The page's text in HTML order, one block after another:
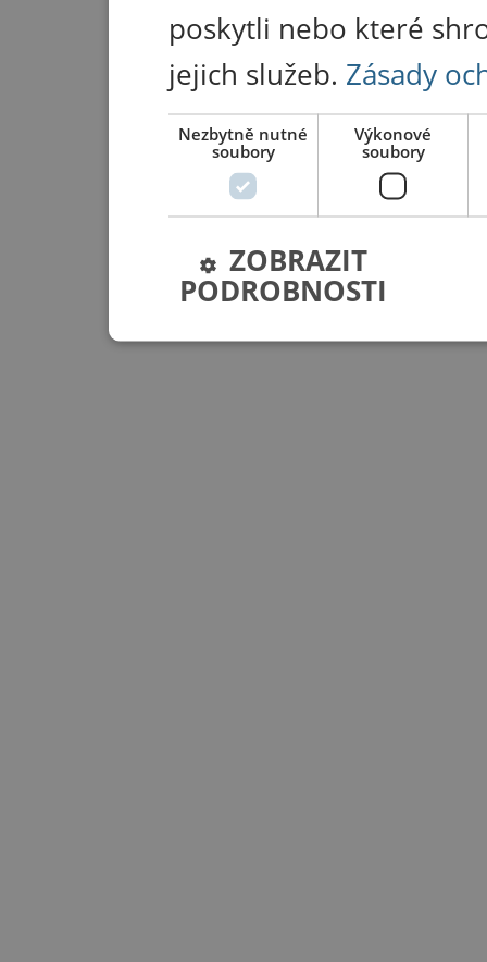
poskytli nebo které
jejich služeb. Zásady
Nezbytně nutné
soubory
Výkonové
soubory
ZOBRAZIT
PODROBNOSTI